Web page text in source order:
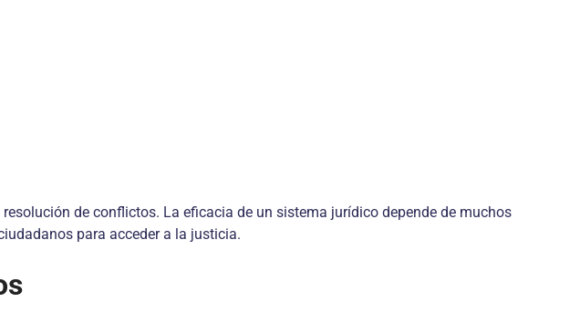
de conflictos. La eficacia de un sistema jurídico depende de muchos
para acceder a la justicia.